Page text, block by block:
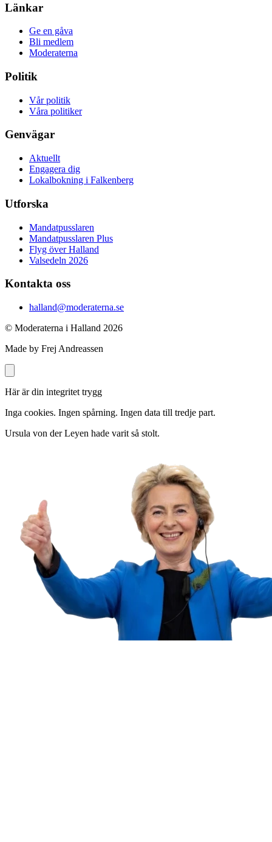
Länkar
Ge en gåva
Bli medlem
Moderaterna
Politik
Vår politik
Våra politiker
Genvägar
Aktuellt
Engagera dig
Lokalbokning i Falkenberg
Utforska
Mandatpusslaren
Mandatpusslaren Plus
Flyg över Halland
Valsedeln 2026
Kontakta oss
halland@moderaterna.se
© Moderaterna i Halland 2026
Made by Frej Andreassen
Här är din integritet trygg
Inga cookies. Ingen spårning. Ingen data till tredje part.
Ursula von der Leyen hade varit så stolt.